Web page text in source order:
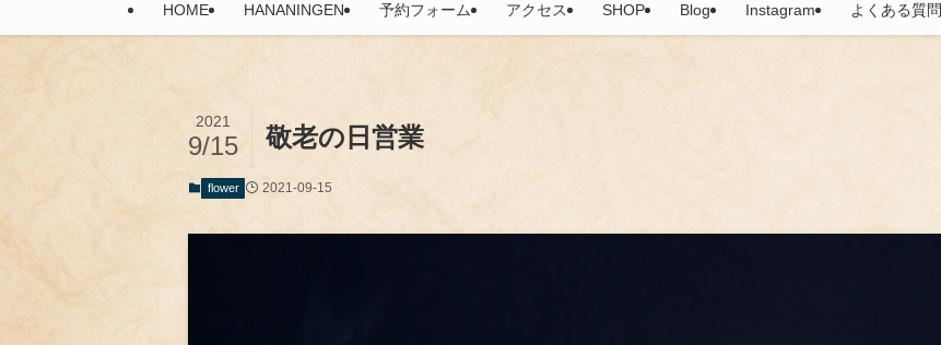
HOME HANANINGEN 予約フォーム アクセス SHOP Blog Instagram よくある質問
敬老の日営業
2021
9/15
flower 2021-09-15